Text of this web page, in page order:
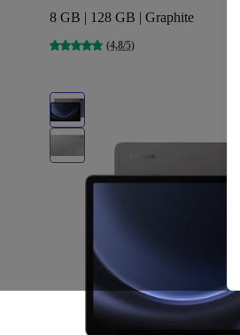
8 GB | 128 GB | Graphite
(4,8/5)